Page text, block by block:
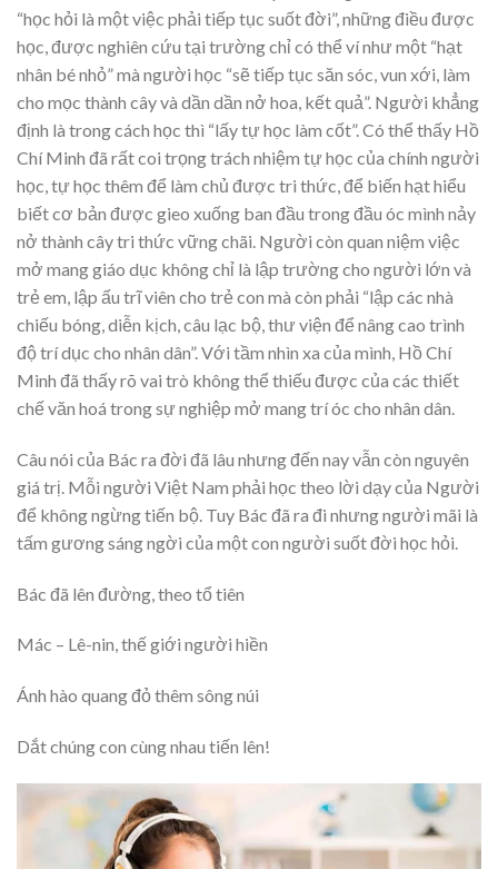
“học hỏi là một việc phải tiếp tục suốt đời”, những điều được
học, được nghiên cứu tại trường chỉ có thể ví như một “hạt
nhân bé nhỏ” mà người học “sẽ tiếp tục săn sóc, vun xới, làm
cho mọc thành cây và dần dần nở hoa, kết quả”. Người khẳng
định là trong cách học thì “lấy tự học làm cốt”. Có thể thấy Hồ
Chí Minh đã rất coi trọng trách nhiệm tự học của chính người
học, tự học thêm để làm chủ được tri thức, để biến hạt hiểu
biết cơ bản được gieo xuống ban đầu trong đầu óc mình nảy
nở thành cây tri thức vững chãi. Người còn quan niệm việc
mở mang giáo dục không chỉ là lập trường cho người lớn và
trẻ em, lập ấu trĩ viên cho trẻ con mà còn phải “lập các nhà
chiếu bóng, diễn kịch, câu lạc bộ, thư viện để nâng cao trình
độ trí dục cho nhân dân”. Với tầm nhìn xa của mình, Hồ Chí
Minh đã thấy rõ vai trò không thể thiếu được của các thiết
chế văn hoá trong sự nghiệp mở mang trí óc cho nhân dân.
Câu nói của Bác ra đời đã lâu nhưng đến nay vẫn còn nguyên
giá trị. Mỗi người Việt Nam phải học theo lời dạy của Người
để không ngừng tiến bộ. Tuy Bác đã ra đi nhưng người mãi là
tấm gương sáng ngời của một con người suốt đời học hỏi.
Bác đã lên đường, theo tổ tiên
Mác – Lê-nin, thế giới người hiền
Ánh hào quang đỏ thêm sông núi
Dắt chúng con cùng nhau tiến lên!